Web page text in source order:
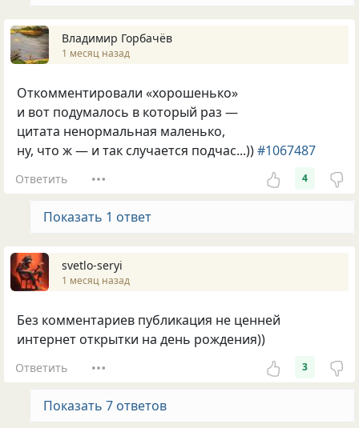
Владимир Горбачёв
1 месяц назад
Откомментировали «хорошенько»
и вот подумалось в который раз —
цитата ненормальная маленько,
ну, что ж — и так случается подчас...))#1067487
Ответить 4
Показать 1 ответ
svetlo-seryi
1 месяц назад
Без комментариев публикация не ценней
интернет открытки на день рождения))
Ответить 3
Показать 7 ответов